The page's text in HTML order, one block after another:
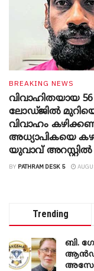
BREAKING NEWS
വിവാഹിതയായ
ലോഡ്ജിൽ
വിവാഹം
അധ്യാപികയെ
യുവാവ് അറസ്റ്റിൽ
BY PATHRAM DESK 5
Trending
ബി.
ആൻഡ്